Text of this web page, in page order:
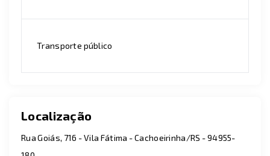
Transporte público
Localização
Rua Goiás, 716 - Vila Fátima - Cachoeirinha/RS - 94955-